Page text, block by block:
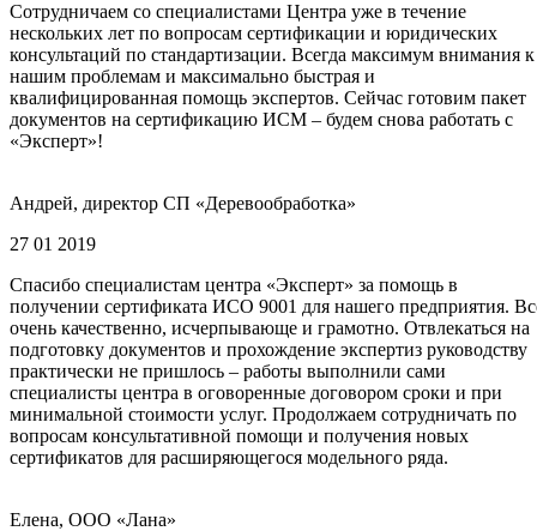
Сотрудничаем со специалистами Центра уже в течение
нескольких лет по вопросам сертификации и юридических
консультаций по стандартизации. Всегда максимум внимания к
нашим проблемам и максимально быстрая и
квалифицированная помощь экспертов. Сейчас готовим пакет
документов на сертификацию ИСМ – будем снова работать с
«Эксперт»!
Андрей, директор СП «Деревообработка»
27 01 2019
Спасибо специалистам центра «Эксперт» за помощь в
получении сертификата ИСО 9001 для нашего предприятия.
очень качественно, исчерпывающе и грамотно. Отвлекаться на
подготовку документов и прохождение экспертиз руководству
практически не пришлось – работы выполнили сами
специалисты центра в оговоренные договором сроки и при
минимальной стоимости услуг. Продолжаем сотрудничать по
вопросам консультативной помощи и получения новых
сертификатов для расширяющегося модельного ряда.
Елена, ООО «Лана»